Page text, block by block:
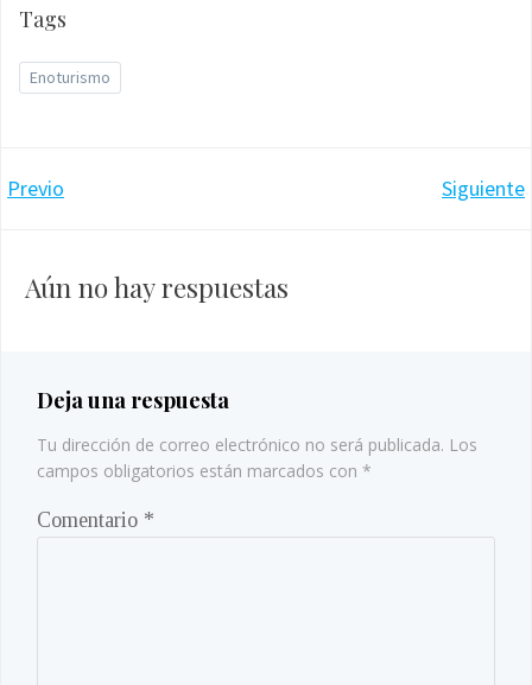
Tags
Enoturismo
Navegación
las
Previo
Navegación
las
Siguiente
Aún no hay respuestas
Deja una respuesta
Tu dirección de correo electrónico no será publicada. Los
campos obligatorios están marcados con *
Comentario *